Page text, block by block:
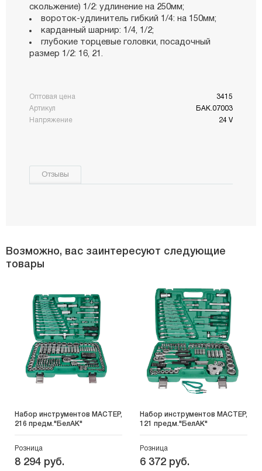
скольжение) 1/2: удлинение на 250мм;
вороток-удлинитель гибкий 1/4: на 150мм;
карданный шарнир: 1/4, 1/2;
глубокие торцевые головки, посадочный
размер 1/2: 16, 21.
Оптовая цена
3415
Артикул
БАК.07003
Напряжение
24 V
Отзывы
Возможно, вас заинтересуют следующие
товары
Набор инструментов МАСТЕР,
216 предм."БелАК"
Розница
8 294 руб.
Набор инструментов МАСТЕР,
121 предм."БелАК"
Розница
6 372 руб.